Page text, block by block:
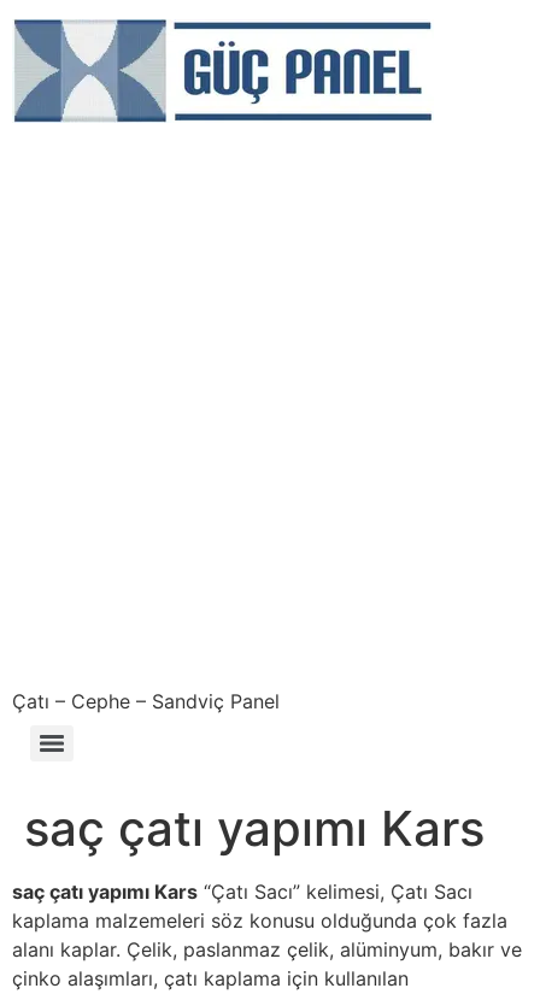
Çatı – Cephe – Sandviç Panel
saç çatı yapımı Kars
saç çatı yapımı Kars “Çatı Sacı” kelimesi, Çatı Sacı
kaplama malzemeleri söz konusu olduğunda çok fazla
alanı kaplar. Çelik, paslanmaz çelik, alüminyum, bakır ve
çinko alaşımları, çatı kaplama için kullanılan